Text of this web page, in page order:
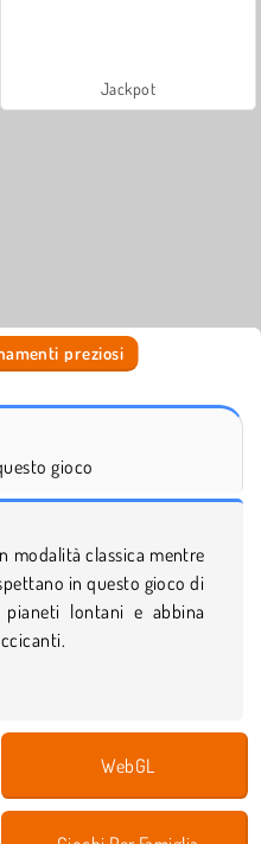
Jackpot
preziosi
gioco
modalità classica mentre
in questo gioco di
lontani e abbina
WebGL